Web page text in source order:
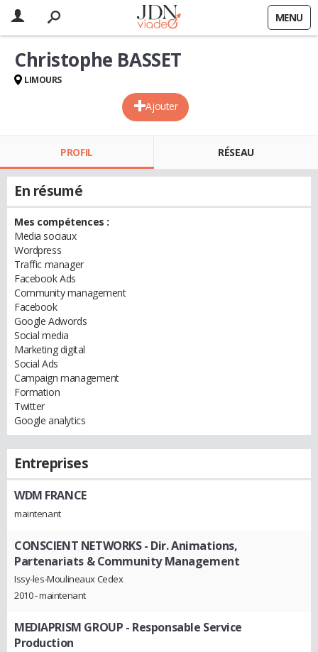
MENU
Ajouter
Christophe BASSET
LIMOURS
PROFIL RÉSEAU
En résumé
Mes compétences :
Media sociaux
Wordpress
Traffic manager
Facebook Ads
Community management
Facebook
Google Adwords
Social media
Marketing digital
Social Ads
Campaign management
Formation
Twitter
Google analytics
Entreprises
WDM FRANCE
maintenant
CONSCIENT NETWORKS- Dir. Animations,
Partenariats & Community Management
Issy-les-Moulineaux Cedex
2010 - maintenant
MEDIAPRISM GROUP - Responsable Service
Production